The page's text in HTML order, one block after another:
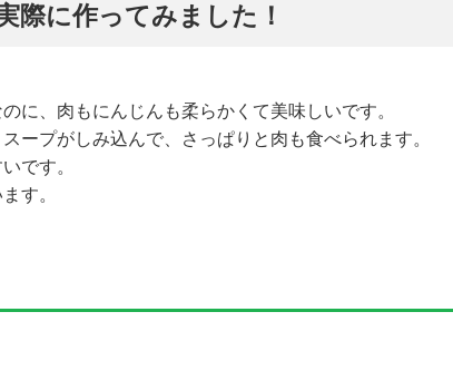
際に作ってみました！
に、肉もにんじんも柔らかくて美味しいです。
ープがしみ込んで、さっぱりと肉も食べられます。
です。
す。